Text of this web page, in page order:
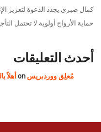
كمال صبري يجدد الدعوة لتعزيز
حماية الأرواح أولوية لا تحتمل
أحدث التعليقات
مُعلِق ووردبريس أهلاً